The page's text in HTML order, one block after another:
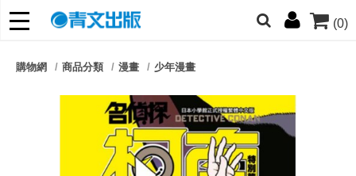
(0)
朋友們，提高警覺！
購物網 商品分類 漫畫 少年漫畫